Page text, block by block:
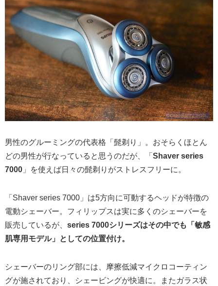
男性のグルーミングの代表格「髭剃り」。おそらくほとん
どの男性が行なっていると思うのだが、「 Shaver series
7000 」を使えば日々の髭剃りがストレスフリーに。
「Shaver series 7000」は5方向に可動するヘッドが特徴の
電動シェーバー。フィリップスは実に多くのシェーバーを
販売しているが、 series 7000シリーズはその中でも「敏感
肌専用モデル」としての位置付け。
シェーバーのリング部には、摩擦低減マイクロコーティン
グが施されており、シェービングが快適に。またガラス状